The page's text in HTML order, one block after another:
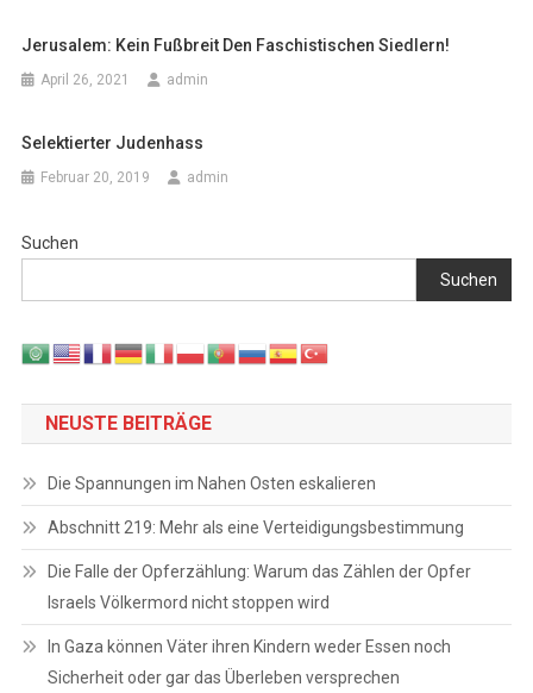
Jerusalem: Kein Fußbreit Den Faschistischen Siedlern!
April 26, 2021 admin
Selektierter Judenhass
Februar 20, 2019 admin
Suchen
Suchen
NEUSTE BEITRÄGE
Die Spannungen im Nahen Osten eskalieren
Abschnitt 219: Mehr als eine Verteidigungsbestimmung
Die Falle der Opferzählung: Warum das Zählen der Opfer
Israels Völkermord nicht stoppen wird
In Gaza können Väter ihren Kindern weder Essen noch
Sicherheit oder gar das Überleben versprechen